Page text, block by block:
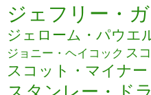
ジェフリー・
ジェローム・パウエ
ジョニー・ヘイコック ス
スコット・マイナー